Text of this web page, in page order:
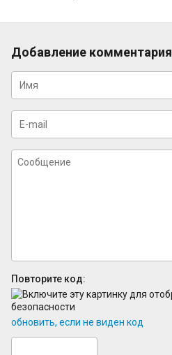
Добавление комментария
Повторите код:
обновить, если не виден код